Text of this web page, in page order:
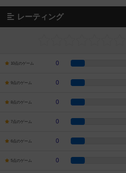
レーティング
10点のゲーム 0
9点のゲーム 0
8点のゲーム 0
7点のゲーム 0
6点のゲーム 0
5点のゲーム 0